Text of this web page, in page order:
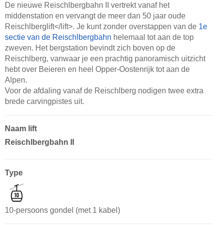
De nieuwe Reischlbergbahn II vertrekt vanaf het
middenstation en vervangt de meer dan 50 jaar oude
Reischlberglift</lift>. Je kunt zonder overstappen van de 1e
sectie van de Reischlbergbahn helemaal tot aan de top
zweven. Het bergstation bevindt zich boven op de
Reischlberg, vanwaar je een prachtig panoramisch uitzicht
hebt over Beieren en heel Opper-Oostenrijk tot aan de
Alpen.
Voor de afdaling vanaf de Reischlberg nodigen twee extra
brede carvingpistes uit.
Naam lift
Reischlbergbahn II
Type
10-persoons gondel (met 1 kabel)